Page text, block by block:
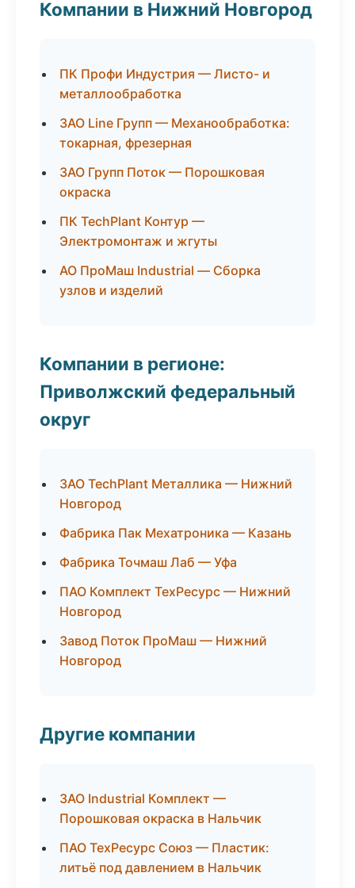
Компании в Нижний Новгород
ПК Профи Индустрия — Листо- и
металлообработка
ЗАО Line Групп — Механообработка:
токарная, фрезерная
ЗАО Групп Поток — Порошковая
окраска
ПК TechPlant Контур —
Электромонтаж и жгуты
АО ПроМаш Industrial — Сборка
узлов и изделий
Компании в регионе:
Приволжский федеральный
округ
ЗАО TechPlant Металлика — Нижний
Новгород
Фабрика Пак Мехатроника — Казань
Фабрика Точмаш Лаб — Уфа
ПАО Комплект ТехРесурс — Нижний
Новгород
Завод Поток ПроМаш — Нижний
Новгород
Другие компании
ЗАО Industrial Комплект —
Порошковая окраска в Нальчик
ПАО ТехРесурс Союз — Пластик:
литьё под давлением в Нальчик